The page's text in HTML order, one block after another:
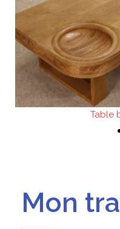
Table
Mon